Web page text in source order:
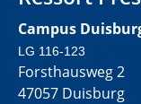
Campus
LG 116-123
Forsthausweg 2
47057 Duisburg